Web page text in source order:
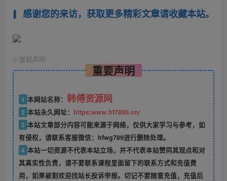
感谢您的来访，获取更多精彩文章请收藏本站。
© 版权声明
重要声明
1 本网站名称： 韩傅资源网
2 本站永久网址： https:www.hf7890.cn/
3 本站文章部分内容可能来源于网络，仅供大家学习与参考，如
有侵权，请联系客服微信：hfwg789进行删除处理。
4 本站一切资源不代表本站立场，并不代表本站赞同其观点和对
其真实性负责，请不要联系课程里面留下的联系方式和充值费
用，如果被割欢迎找站长投诉举报。切记不要随意充值，充值后